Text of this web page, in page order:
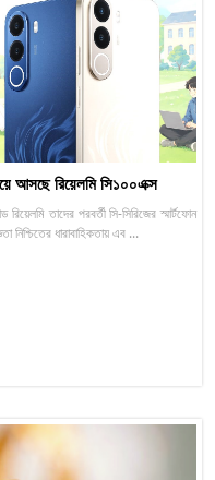
আসছে রিয়েলমি সি১০০এক্স
তাদের পরবর্তী সি-সিরিজের স্মার্টফোন
নিশ্চিতের ধারাবাহিকতায় এব ...